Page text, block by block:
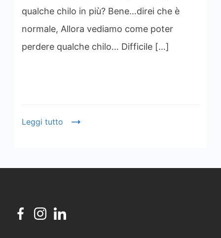
qualche chilo in più? Bene…direi che è
normale, Allora vediamo come poter
perdere qualche chilo… Difficile […]
Leggi tutto